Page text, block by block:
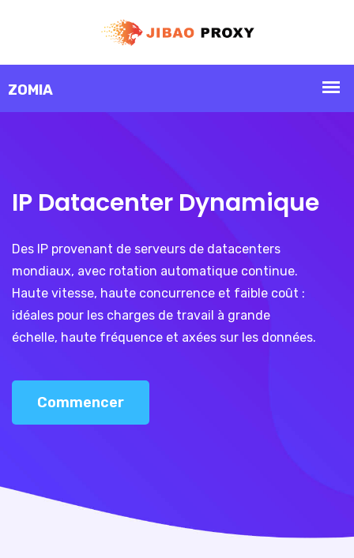
IP Datacenter Dynamique
Des IP provenant de serveurs de datacenters
mondiaux, avec rotation automatique continue.
Haute vitesse, haute concurrence et faible coût :
idéales pour les charges de travail à grande
échelle, haute fréquence et axées sur les données.
Commencer